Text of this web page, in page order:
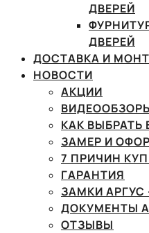
ДВЕРЕЙ
ДВЕРЕЙ
ДОСТАВКА И
НОВОСТИ
АКЦИИ
КАК
ЗАМЕР И
7 ПРИЧИН
ГАРАНТИЯ
ЗАМКИ АРГУС
ДОКУМЕНТЫ
ОТЗЫВЫ